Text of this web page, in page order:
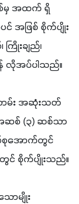
စ်မှ အထက် ရှိ
အဖြစ် စိုက်ပျိုး
ြိုးချည်၊
န် လိုအပ်ပါသည်။
တမ်း အဆုံးသတ်
ဆစ် (၃) ဆစ်သာ
စုအောက်တွင်
တွင် စိုက်ပျိုးသည်။
ာမျိုး